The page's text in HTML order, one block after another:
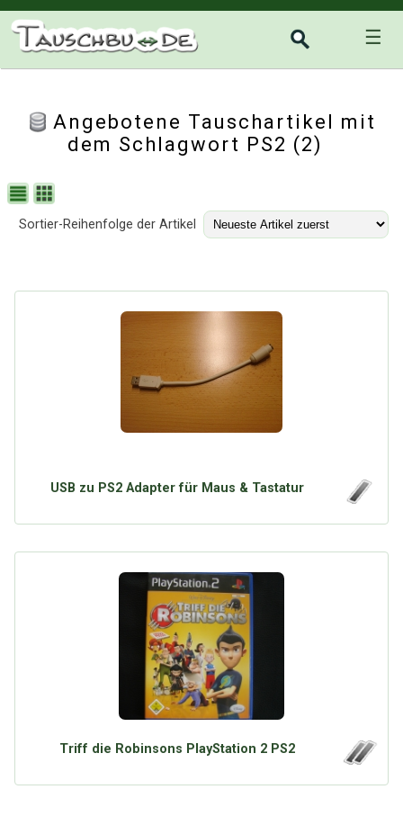
☰
Angebotene Tauschartikel mit
dem Schlagwort PS2 (2)
Sortier-Reihenfolge der Artikel
USB zu PS2 Adapter für Maus & Tastatur
Triff die Robinsons PlayStation 2 PS2